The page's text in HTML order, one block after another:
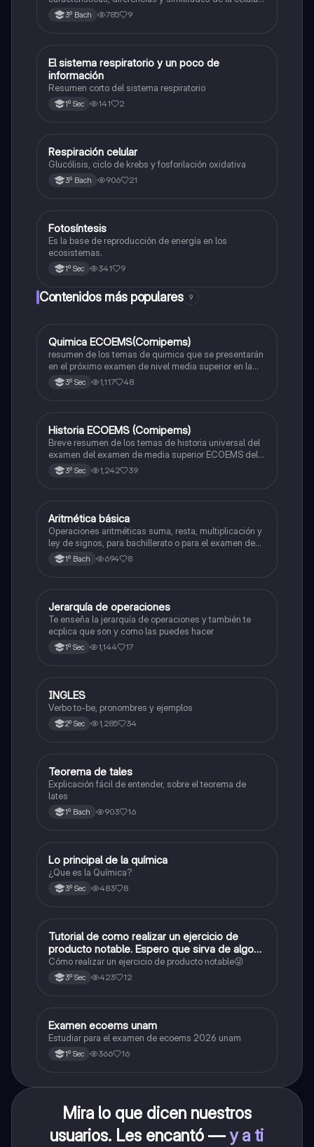
animal y célula vegetal.💗
3º Bach 785 9
Biología
El sistema respiratorio y un poco de
información
Resumen corto del sistema respiratorio
1º Sec 141 2
Biología
Respiración celular
Glucólisis, ciclo de krebs y fosforilación oxidativa
3º Bach 906 21
Biología
Fotosíntesis
Es la base de reproducción de energía en los
ecosistemas.
1º Sec 341 9
Contenidos más populares 9
Química
Quimica ECOEMS(Comipems)
resumen de los temas de quimica que se presentarán
en el próximo examen de nivel media superior en la
zona metropolitana de el valle de México
3º Sec 1,117 48
Historia
Historia ECOEMS (Comipems)
Breve resumen de los temas de historia universal del
examen del examen de media superior ECOEMS del
valle de México
3º Sec 1,242 39
Matemáticas
Aritmética básica
Operaciones aritméticas suma, resta, multiplicación y
ley de signos, para bachillerato o para el examen de
admisión a la universidad
1º Bach 694 8
Matemáticas
Jerarquía de operaciones
Te enseña la jerarquía de operaciones y también te
ecplica que son y como las puedes hacer
1º Sec 1,144 17
Inglés
INGLES
Verbo to-be, pronombres y ejemplos
2º Sec 1,285 34
Matemáticas
Teorema de tales
Explicación fácil de entender, sobre el teorema de
lates
1º Bach 903 16
Química
Lo principal de la química
¿Que es la Química?
3º Sec 483 8
Matemáticas
Tutorial de como realizar un ejercicio de
producto notable. Espero que sirva de algo💕
😜
Cómo realizar un ejercicio de producto notable😜
3º Sec 423 12
Español
Examen ecoems unam
Estudiar para el examen de ecoems 2026 unam
1º Sec 366 16
Mira lo que dicen nuestros
usuarios. Les encantó —y a ti